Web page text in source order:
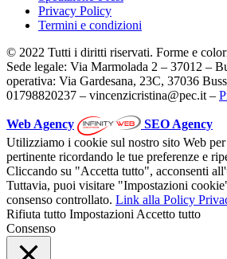
Privacy Policy
Termini e condizioni
© 2022 Tutti i diritti riservati. Forme e
Sede legale: Via Marmolada 2 – 37012 –
operativa: Via Gardesana, 23C, 37036
01798820237 – vincenzicristina@pec.it –
Web Agency
SEO Agency
Utilizziamo i cookie sul nostro sito Web
pertinente ricordando le tue preferenze e
Cliccando su "Accetta tutto", acconsenti
Tuttavia, puoi visitare "Impostazioni
consenso controllato. Link alla Policy
Rifiuta tutto Impostazioni Accetto tutto
Consenso